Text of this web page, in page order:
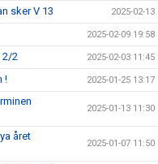
sker V 13 2025-02-13
2025-02-09 19:58
2/2 2025-02-03 11:45
! 2025-01-25 13:17
2025-01-13 11:30
året
2025-01-07 11:50